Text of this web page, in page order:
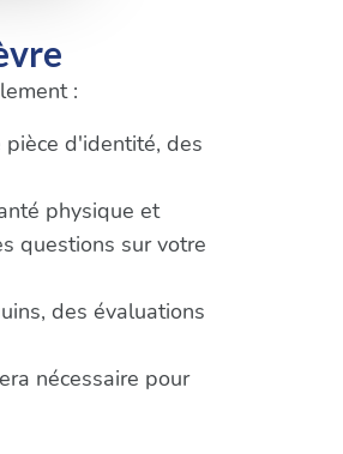
:
d'identité, des
physique et
questions sur votre
des évaluations
nécessaire pour